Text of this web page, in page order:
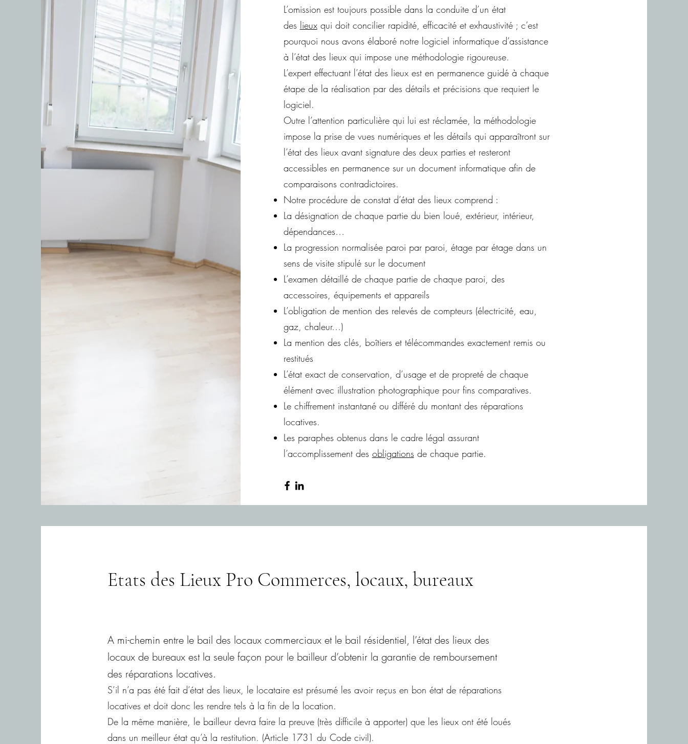
L’omission est toujours possible dans la conduite d’un état
des lieuxqui doit concilier rapidité, efficacité et exhaustivité ; c’est
pourquoi nous avons élaboré notre logiciel informatique d’assistance
à l’état des lieux qui impose une méthodologie rigoureuse.
L’expert effectuant l’état des lieux est en permanence guidé à chaque
étape de la réalisation par des détails et précisions que requiert le
logiciel.
Outre l’attention particulière qui lui est réclamée, la méthodologie
impose la prise de vues numériques et les détails qui apparaîtront sur
l’état des lieux avant signature des deux parties et resteront
accessibles en permanence sur un document informatique afin de
comparaisons contradictoires.
Notre procédure de constat d’état des lieux comprend :
La désignation de chaque partie du bien loué, extérieur, intérieur,
dépendances…
La progression normalisée paroi par paroi, étage par étage dans un
sens de visite stipulé sur le document
L’examen détaillé de chaque partie de chaque paroi, des
accessoires, équipements et appareils
L’obligation de mention des relevés de compteurs (électricité, eau,
gaz, chaleur…)
La mention des clés, boîtiers et télécommandes exactement remis ou
restitués
L’état exact de conservation, d’usage et de propreté de chaque
élément avec illustration photographique pour fins comparatives.
Le chiffrement instantané ou différé du montant des réparations
locatives.
Les paraphes obtenus dans le cadre légal assurant
l’accomplissement des obligations de chaque partie.
Etats des Lieux Pro Commerces, locaux, bureaux
A mi-chemin entre le bail des locaux commerciaux et le bail résidentiel, l’état des lieux des
locaux de bureaux est la seule façon pour le bailleur d’obtenir la garantie de remboursement
des réparations locatives.
S’il n’a pas été fait d’état des lieux, le locataire est présumé les avoir reçus en bon état de réparations
locatives et doit donc les rendre tels à la fin de la location.
De la même manière, le bailleur devra faire la preuve (très difficile à apporter) que les lieux ont été loués
dans un meilleur état qu’à la restitution. (Article 1731 du Code civil).